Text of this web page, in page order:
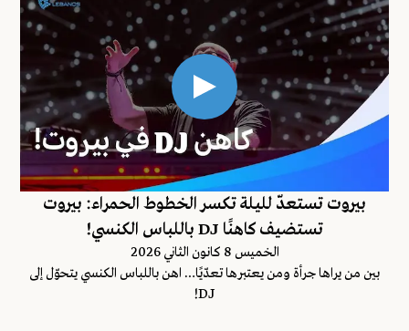
بيروت تستعدّ لليلة تكسر الخطوط الحمراء: بيروت
تستضيف كاهنًا DJ باللباس الكنسي!
الخميس 8 كانون الثاني 2026
بين من يراها جرأة ومن يعتبرها تعدّيًا… اهن باللباس الكنسي يتحوّل إلى
DJ!